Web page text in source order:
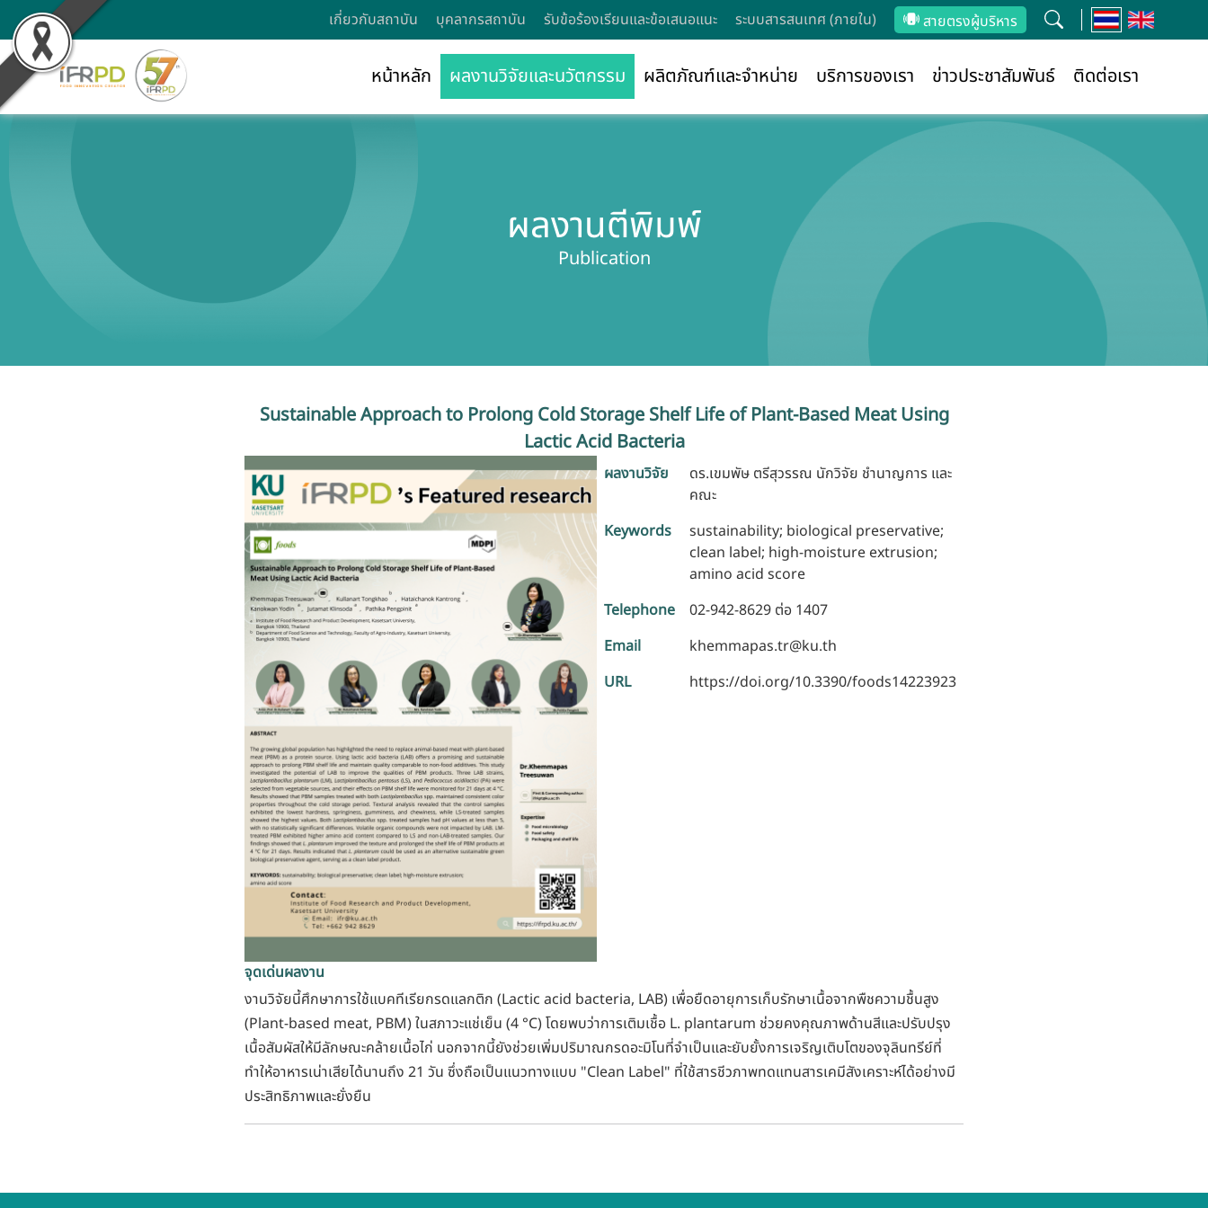
เกี่ยวกับสถาบัน บุคลากรสถาบัน รับข้อร้องเรียนและข้อเสนอแนะ ระบบสารสนเทศ (ภายใน) สายตรงผู้บริหาร
หน้าหลัก ผลงานวิจัยและนวัตกรรม ผลิตภัณฑ์และจำหน่าย บริการของเรา ข่าวประชาสัมพันธ์ ติดต่อเรา
ผลงานตีพิมพ์
Publication
Sustainable Approach to Prolong Cold Storage Shelf Life of Plant-Based Meat Using
Lactic Acid Bacteria
ผลงานวิจัย
ดร.เขมพัษ ตรีสุวรรณ นักวิจัย ชำนาญการ และ
คณะ
Keywords
sustainability; biological preservative;
clean label; high-moisture extrusion;
amino acid score
Telephone
02-942-8629 ต่อ 1407
Email
khemmapas.tr@ku.th
URL
https://doi.org/10.3390/foods14223923
จุดเด่นผลงาน
งานวิจัยนี้ศึกษาการใช้แบคทีเรียกรดแลกติก (Lactic acid bacteria, LAB) เพื่อยืดอายุการเก็บรักษาเนื้อจากพืชความชื้นสูง
(Plant-based meat, PBM) ในสภาวะแช่เย็น (4 °C) โดยพบว่าการเติมเชื้อ L. plantarum ช่วยคงคุณภาพด้านสีและปรับปรุง
เนื้อสัมผัสให้มีลักษณะคล้ายเนื้อไก่ นอกจากนี้ยังช่วยเพิ่มปริมาณกรดอะมิโนที่จำเป็นและยับยั้งการเจริญเติบโตของจุลินทรีย์ที่
ทำให้อาหารเน่าเสียได้นานถึง 21 วัน ซึ่งถือเป็นแนวทางแบบ "Clean Label" ที่ใช้สารชีวภาพทดแทนสารเคมีสังเคราะห์ได้อย่างมี
ประสิทธิภาพและยั่งยืน